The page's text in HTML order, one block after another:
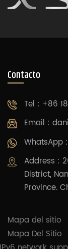
Contacto
Tel : +86
Email :
WhatsApp
Address :
District,
Province.
Mapa del sitio
Mapa Del Sitio